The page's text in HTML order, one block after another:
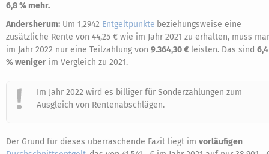
6,8 % mehr.
Andersherum: Um 1,2942 Entgeltpunkte beziehungsweise eine
zusätzliche Rente von 44,25 € wie im Jahr 2021 zu erhalten, muss
im Jahr 2022 nur eine Teilzahlung von 9.364,30 € leisten. Das sind 6,4
% weniger im Vergleich zu 2021.
Im Jahr 2022 wird es billiger für Sonderzahlungen zum
Ausgleich von Rentenabschlägen.
Der Grund für dieses überraschende Fazit liegt im vorläufigen